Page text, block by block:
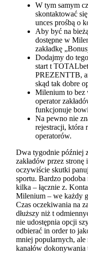
W tym samym
skontaktować
unces prośbą o
Aby być na
dostępne w
zakładkę
Dodajmy do
start t
PREZENTTB,
skąd tak dobre
Milenium to bez
operator
funkcjonuje
Na pewno nie
rejestracji, która
operatorów.
Dwa tygodnie później
zakładów przez
oczywiście skutki
sportu. Bardzo podoba
kilka – łącznie z.
Milenium – we każdy
Czas oczekiwania na
dłuższy niż t
nie udostępnia opcji
odbierać in order to
mniej popularnych,
kanałów dokonywania